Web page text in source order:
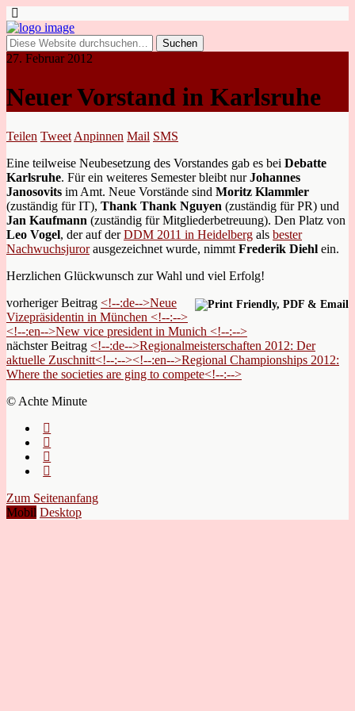
27. Februar 2012
Neuer Vorstand in Karlsruhe
Teilen Tweet Anpinnen Mail SMS
Eine teilweise Neubesetzung des Vorstandes gab es bei Debatte
Karlsruhe. Für ein weiteres Semester bleibt nurJohannes
Janosovits im Amt. Neue Vorstände sind Moritz Klammler
(zuständig für IT), Thank Thank Nguyen (zuständig für PR) und
Jan Kaufmann (zuständig für Mitgliederbetreuung). Den Platz von
Leo Vogel, der auf derDDM 2011 in Heidelberg als bester
Nachwuchsjurorausgezeichnet wurde, nimmt Frederik Diehl ein.
Herzlichen Glückwunsch zur Wahl und viel Erfolg!
vorheriger Beitrag <!--:de-->Neue
Vizepräsidentin in München <!--:-->
<!--:en-->New vice president in Munich <!--:-->
nächster Beitrag <!--:de-->Regionalmeisterschaften 2012: Der
aktuelle Zuschnitt<!--:--><!--:en-->Regional Championships 2012:
Where the societies are ging to compete<!--:-->
© Achte Minute
Zum Seitenanfang
Mobil Desktop